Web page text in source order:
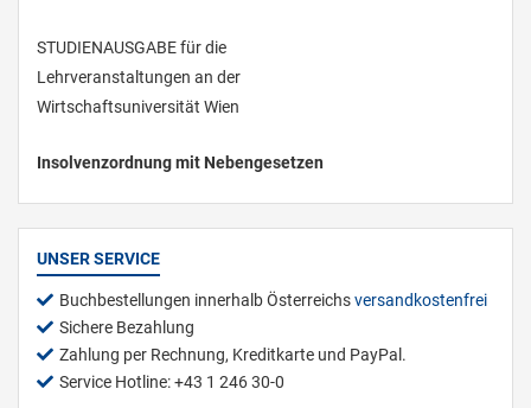
STUDIENAUSGABE für die
Lehrveranstaltungen an der
Wirtschaftsuniversität Wien
Insolvenzordnung mit Nebengesetzen
UNSER SERVICE
Buchbestellungen innerhalb Österreichsversandkostenfrei
Sichere Bezahlung
Zahlung per Rechnung, Kreditkarte und PayPal.
Service Hotline: +43 1 246 30-0